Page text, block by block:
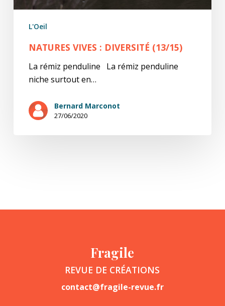
L'Oeil
NATURES VIVES : DIVERSITÉ (13/15)
La rémiz penduline La rémiz penduline
niche surtout en…
Bernard Marconot
27/06/2020
Fragile
REVUE DE CRÉATIONS
contact@fragile-revue.fr